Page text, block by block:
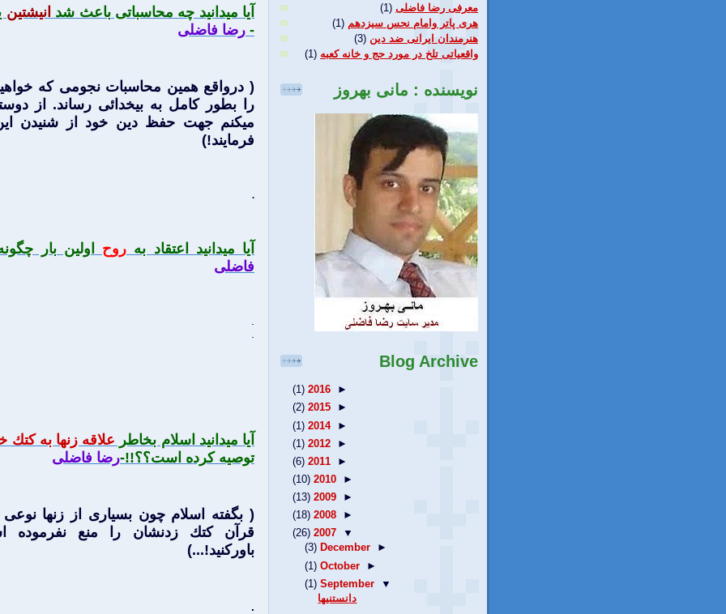
آيا ميدانيد چه محاسباتی باعث شد انيشتين
- رضا فاضلی
( درواقع همين محاسبات نجومی كه
را بطور كامل به بيخدائی رساند. از
ميكنم جهت حفظ دين خود از شنيدن
فرمايند!)
.
آيا ميدانيد اعتقاد به روح اولين بار
فاضلی
آيا ميدانيد اسلام بخاطر علاقه زنها به كتك
توصيه كرده است؟؟!!-رضا فاضلی
( بگفته اسلام چون بسياری از زنها نوعی
قرآن كتك زدنشان را منع نفرموده
باوركنيد!...)
.
معرفی رضا فاضلی (1)
هری پاتر وامام نحس سيزدهم (1)
هنرمندان ایرانی ضد دین (3)
واقعياتی تلخ در مورد حج و خانه کعبه (1)
نویسنده : مانی بهروز
Blog Archive
►
2016
(1)
►
2015
(2)
►
2014
(1)
►
2012
(1)
►
2011
(6)
►
2010
(10)
►
2009
(13)
►
2008
(18)
▼
2007
(26)
►
December
(3)
►
October
(1)
▼
September
(1)
دانستنيها